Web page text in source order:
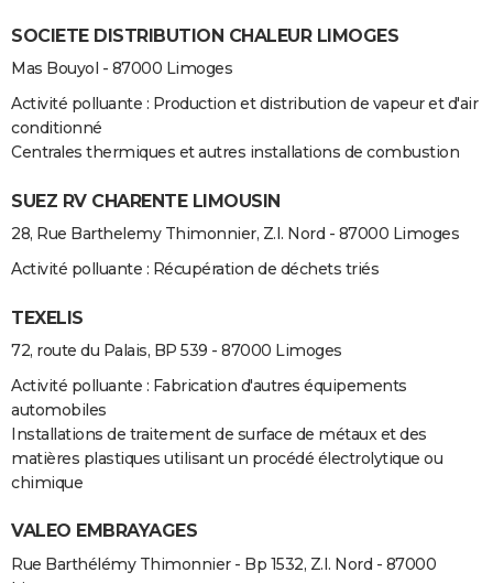
SOCIETE DISTRIBUTION CHALEUR LIMOGES
Mas Bouyol - 87000 Limoges
Activité polluante : Production et distribution de vapeur et d'air
conditionné
Centrales thermiques et autres installations de combustion
SUEZ RV CHARENTE LIMOUSIN
28, Rue Barthelemy Thimonnier, Z.I. Nord - 87000 Limoges
Activité polluante : Récupération de déchets triés
TEXELIS
72, route du Palais, BP 539 - 87000 Limoges
Activité polluante : Fabrication d'autres équipements
automobiles
Installations de traitement de surface de métaux et des
matières plastiques utilisant un procédé électrolytique ou
chimique
VALEO EMBRAYAGES
Rue Barthélémy Thimonnier - Bp 1532, Z.I. Nord - 87000